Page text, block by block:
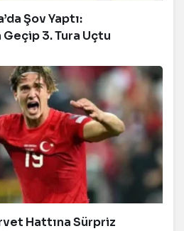
Şov Yaptı:
3. Tura Uçtu
Hattına Sürpriz